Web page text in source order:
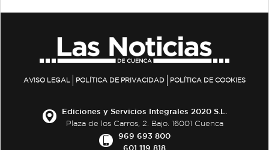
AVISO LEGAL POLÍTICA DE PRIVACIDAD POLÍTICA DE COOKIES
Ediciones y Servicios Integrales 2020 S.L.
Plaza de los Carros, 2. Bajo. 16001 Cuenca
969 693 800
601 119 818